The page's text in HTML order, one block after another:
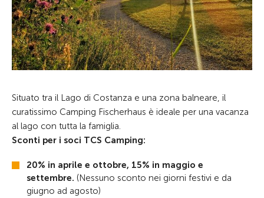
Situato tra il Lago di Costanza e una zona balneare, il
curatissimo Camping Fischerhaus è ideale per una vacanza
al lago con tutta la famiglia.
Sconti per i soci TCS Camping:
20% in aprile e ottobre, 15% in maggio e
settembre. (Nessuno sconto nei giorni festivi e da
giugno ad agosto)